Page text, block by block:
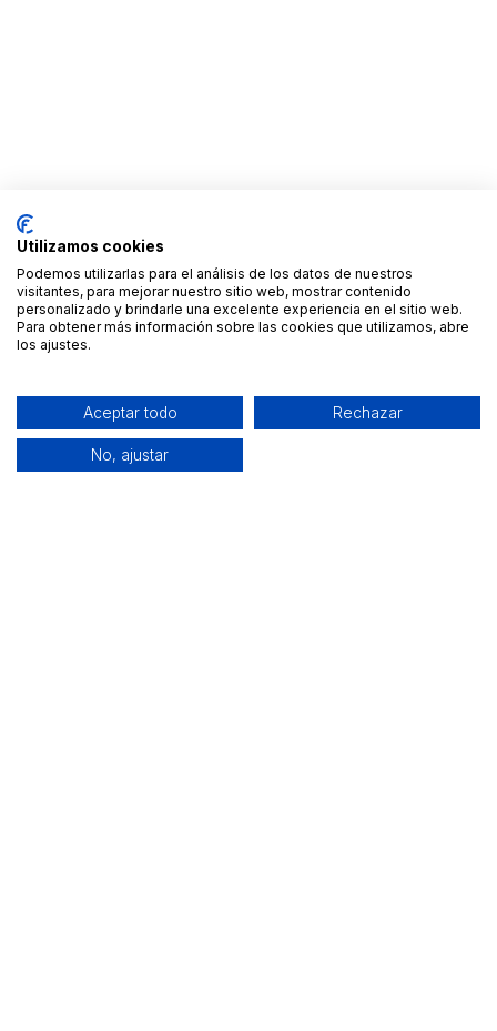
Utilizamos cookies
Podemos utilizarlas para el análisis de los datos de nuestros
visitantes, para mejorar nuestro sitio web, mostrar contenido
personalizado y brindarle una excelente experiencia en el sitio web.
Para obtener más información sobre las cookies que utilizamos, abre
los ajustes.
Aceptar todo Rechazar
No, ajustar